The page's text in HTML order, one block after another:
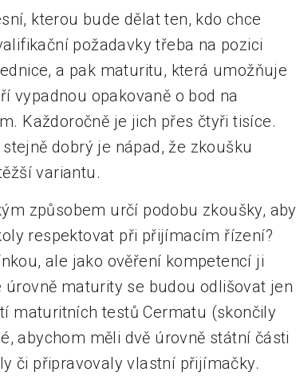
kterou bude dělat ten, kdo chce
požadavky třeba na pozici
a pak maturitu, která umožňuje
vypadnou opakovaně o bod na
Každoročně je jich přes čtyři tisíce.
dobrý je nápad, že zkoušku
variantu.
způsobem určí podobu zkoušky, aby
respektovat při přijímacím řízení?
ale jako ověření kompetencí ji
maturity se budou odlišovat jen
maturitních testů Cermatu (skončily
abychom měli dvě úrovně státní části
či připravovaly vlastní přijímačky.